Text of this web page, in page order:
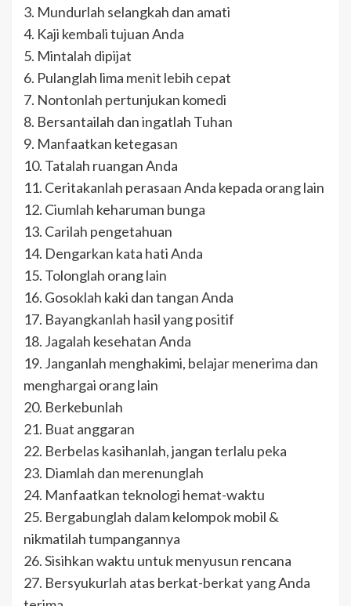
3. Mundurlah selangkah dan amati
4. Kaji kembali tujuan Anda
5. Mintalah dipijat
6. Pulanglah lima menit lebih cepat
7. Nontonlah pertunjukan komedi
8. Bersantailah dan ingatlah Tuhan
9. Manfaatkan ketegasan
10. Tatalah ruangan Anda
11. Ceritakanlah perasaan Anda kepada orang lain
12. Ciumlah keharuman bunga
13. Carilah pengetahuan
14. Dengarkan kata hati Anda
15. Tolonglah orang lain
16. Gosoklah kaki dan tangan Anda
17. Bayangkanlah hasil yang positif
18. Jagalah kesehatan Anda
19. Janganlah menghakimi, belajar menerima dan
menghargai orang lain
20. Berkebunlah
21. Buat anggaran
22. Berbelas kasihanlah, jangan terlalu peka
23. Diamlah dan merenunglah
24. Manfaatkan teknologi hemat-waktu
25. Bergabunglah dalam kelompok mobil &
nikmatilah tumpangannya
26. Sisihkan waktu untuk menyusun rencana
27. Bersyukurlah atas berkat-berkat yang Anda